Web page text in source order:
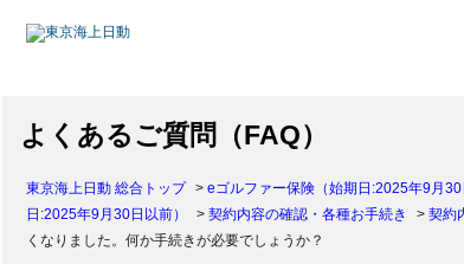
よくあるご質問（FAQ）
東京海上日動 総合トップ > eゴルファー保険（始期日:2025年9月
日:2025年9月30日以前）
> 契約内容の確認・各種お手続き > 契約
くなりました。何か手続きが必要でしょうか？